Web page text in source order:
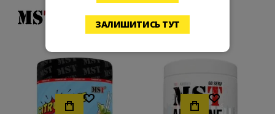
Хочу! Хочу!
ЗАЛИШИТИСЬ ТУТ